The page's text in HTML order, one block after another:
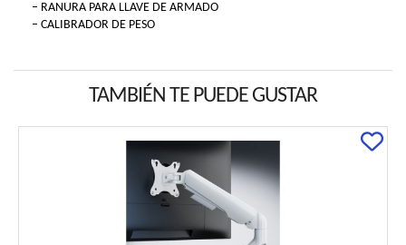
– RANURA PARA LLAVE DE ARMADO
– CALIBRADOR DE PESO
TAMBIÉN TE PUEDE GUSTAR